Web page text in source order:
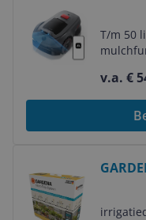
Vrij -
T/m 50
v.a. €
20m -